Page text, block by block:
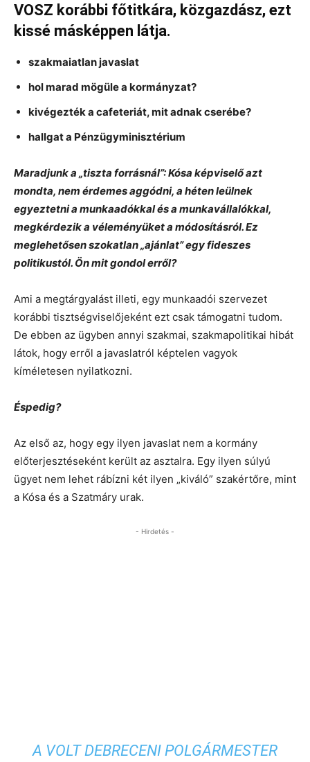
VOSZ korábbi főtitkára, közgazdász, ezt
kissé másképpen látja.
szakmaiatlan javaslat
hol marad mögüle a kormányzat?
kivégezték a cafeteriát, mit adnak cserébe?
hallgat a Pénzügyminisztérium
Maradjunk a „tiszta forrásnál”: Kósa képviselő azt
mondta, nem érdemes aggódni, a héten leülnek
egyeztetni a munkaadókkal és a munkavállalókkal,
megkérdezik a véleményüket a módosításról. Ez
meglehetősen szokatlan „ajánlat” egy fideszes
politikustól. Ön mit gondol erről?
Ami a megtárgyalást illeti, egy munkaadói szervezet
korábbi tisztségviselőjeként ezt csak támogatni tudom.
De ebben az ügyben annyi szakmai, szakmapolitikai hibát
látok, hogy erről a javaslatról képtelen vagyok
kíméletesen nyilatkozni.
Éspedig?
Az első az, hogy egy ilyen javaslat nem a kormány
előterjesztéseként került az asztalra. Egy ilyen súlyú
ügyet nem lehet rábízni két ilyen „kiváló” szakértőre, mint
a Kósa és a Szatmáry urak.
- Hirdetés -
A VOLT DEBRECENI POLGÁRMESTER